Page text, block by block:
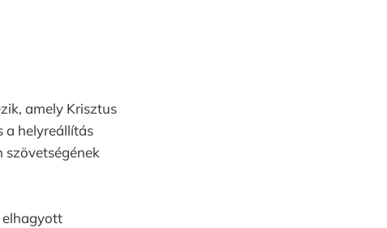
amely Krisztus
a helyreállítás
szövetségének
elhagyott